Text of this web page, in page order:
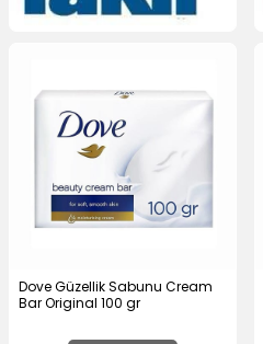
Dove Güzellik Sabunu Cream
Bar Original 100 gr